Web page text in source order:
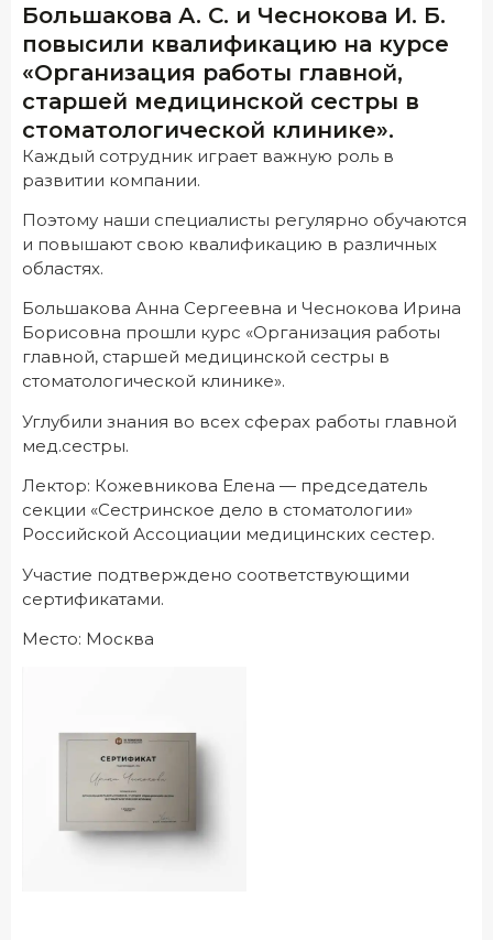
Большакова А. С. и Чеснокова И. Б.
повысили квалификацию на курсе
«Организация работы главной,
старшей медицинской сестры в
стоматологической клинике».
Каждый сотрудник играет важную роль в
развитии компании.
Поэтому наши специалисты регулярно обучаются
и повышают свою квалификацию в различных
областях.
Большакова Анна Сергеевна и Чеснокова Ирина
Борисовна прошли курс «Организация работы
главной, старшей медицинской сестры в
стоматологической клинике».
Углубили знания во всех сферах работы главной
мед.сестры.
Лектор: Кожевникова Елена — председатель
секции «Сестринское дело в стоматологии»
Российской Ассоциации медицинских сестер.
Участие подтверждено соответствующими
сертификатами.
Место: Москва